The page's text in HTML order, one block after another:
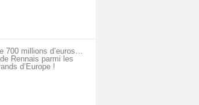
700 millions d’euros…
Rennais parmi les
d’Europe !